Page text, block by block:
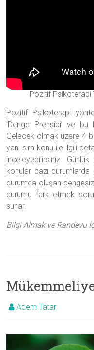
Pozitif Psikoterapi
Pozitif Psikoterapi
‘Denge Prensibi’ ve bu
Gelecek olmak üzere 4
yanı sıra konu ile ilgili
inceleyebilirsiniz. Günlük
konular bazı
durumda oluşan
durumu fark etmek
sunar.
Bilgi Almak ve Randevu
Adem Tatar